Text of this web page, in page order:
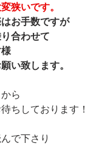
狭いです。
お手数ですが
合わせて
い致します。
ら
ちしております！
で下さり